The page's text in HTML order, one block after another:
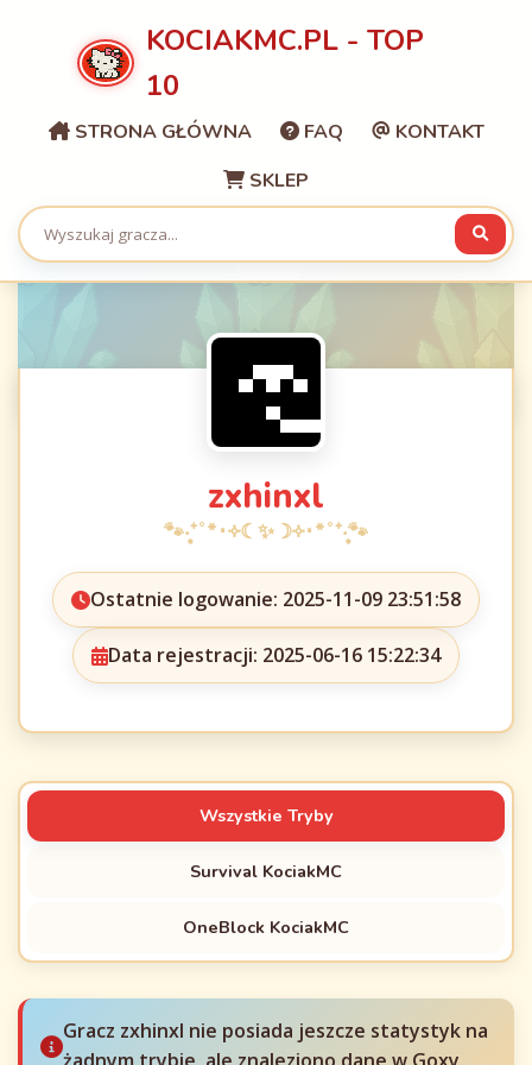
KOCIAKMC.PL - TOP
10
STRONA GŁÓWNA FAQ
KONTAKT
SKLEP
zxhinxl
Ostatnie logowanie: 2025-11-09 23:51:58
Data rejestracji: 2025-06-16 15:22:34
Wszystkie Tryby
Survival KociakMC
OneBlock KociakMC
Gracz zxhinxl nie posiada jeszcze statystyk na